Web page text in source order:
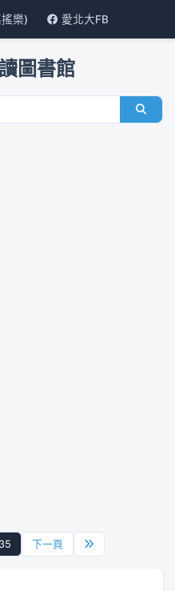
樂) 愛北大FB
圖書館
下一頁